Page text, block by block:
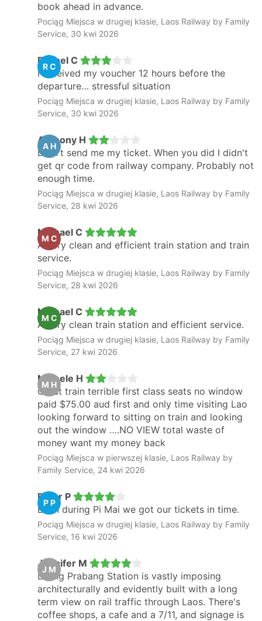
book ahead in advance.
Pociąg Miejsca w drugiej klasie, Laos Railway by Family
Service, 30 kwi 2026
R C
Rachel C
I received my voucher 12 hours before the
departure… stressful situation
Pociąg Miejsca w drugiej klasie, Laos Railway by Family
Service, 30 kwi 2026
A H
Anthony H
Didn't send me my ticket. When you did I didn't
get qr code from railway company. Probably not
enough time.
Pociąg Miejsca w drugiej klasie, Laos Railway by Family
Service, 28 kwi 2026
M C
Michael C
A very clean and efficient train station and train
service.
Pociąg Miejsca w drugiej klasie, Laos Railway by Family
Service, 28 kwi 2026
M C
Michael C
A very clean train station and efficient service.
Pociąg Miejsca w drugiej klasie, Laos Railway by Family
Service, 27 kwi 2026
M H
Michele H
Great train terrible first class seats no window
paid $75.00 aud first and only time visiting Lao
looking forward to sitting on train and looking
out the window ….NO VIEW total waste of
money want my money back
Pociąg Miejsca w pierwszej klasie, Laos Railway by
Family Service, 24 kwi 2026
P P
Peter P
Even during Pi Mai we got our tickets in time.
Pociąg Miejsca w drugiej klasie, Laos Railway by Family
Service, 16 kwi 2026
J M
Jennifer M
Luang Prabang Station is vastly imposing
architecturally and evidently built with a long
term view on rail traffic through Laos. There's
coffee shops, a cafe and a 7/11, and signage is